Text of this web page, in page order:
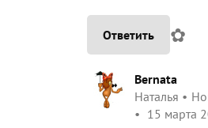
Ответить ✿
Bernata
Наталья
15 марта